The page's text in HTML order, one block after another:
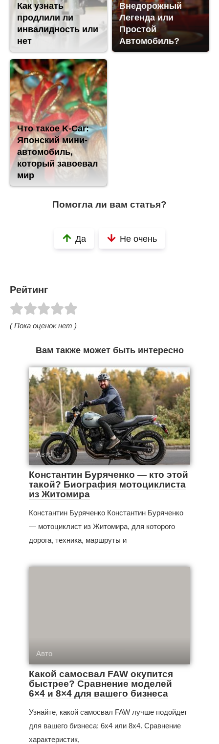
Как узнать
продлили ли
инвалидность или
нет
Внедорожный
Легенда или
Простой
Автомобиль?
Что такое K-Car:
Японский мини-
автомобиль,
который завоевал
мир
Помогла ли вам статья?
Да Не очень
Рейтинг
( Пока оценок нет )
Вам также может быть интересно
Авто
Константин Буряченко — кто этой
такой? Биография мотоциклиста
из Житомира
Константин Буряченко Константин Буряченко
— мотоциклист из Житомира, для которого
дорога, техника, маршруты и
Авто
Какой самосвал FAW окупится
быстрее? Сравнение моделей
6×4 и 8×4 для вашего бизнеса
Узнайте, какой самосвал FAW лучше подойдет
для вашего бизнеса: 6x4 или 8x4. Сравнение
характеристик,